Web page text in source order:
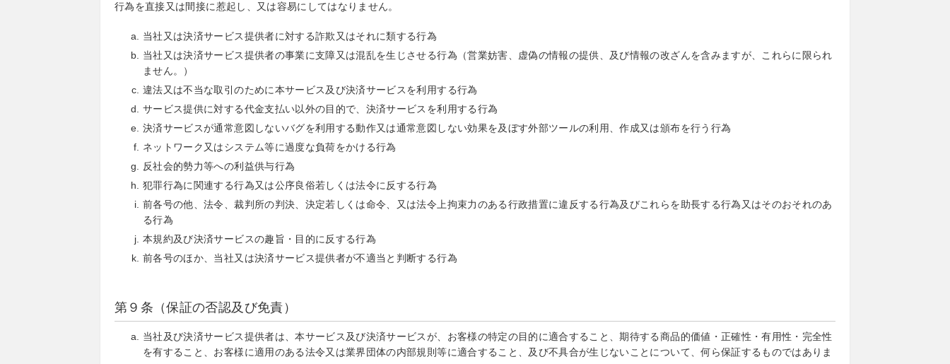
行為を直接又は間接に惹起し、又は容易にしてはなりません。
当社又は決済サービス提供者に対する詐欺又はそれに類する行為
当社又は決済サービス提供者の事業に支障又は混乱を生じさせる行為（営業妨害、虚偽の情報の提供、及び情報の改ざんを含みますが、これらに限られ
ません。）
違法又は不当な取引のために本サービス及び決済サービスを利用する行為
サービス提供に対する代金支払い以外の目的で、決済サービスを利用する行為
決済サービスが通常意図しないバグを利用する動作又は通常意図しない効果を及ぼす外部ツールの利用、作成又は頒布を行う行為
ネットワーク又はシステム等に過度な負荷をかける行為
反社会的勢力等への利益供与行為
犯罪行為に関連する行為又は公序良俗若しくは法令に反する行為
前各号の他、法令、裁判所の判決、決定若しくは命令、又は法令上拘束力のある行政措置に違反する行為及びこれらを助長する行為又はそのおそれのあ
る行為
本規約及び決済サービスの趣旨・目的に反する行為
前各号のほか、当社又は決済サービス提供者が不適当と判断する行為
第９条（保証の否認及び免責）
当社及び決済サービス提供者は、本サービス及び決済サービスが、お客様の特定の目的に適合すること、期待する商品的価値・正確性・有用性・完全性
を有すること、お客様に適用のある法令又は業界団体の内部規則等に適合すること、及び不具合が生じないことについて、何ら保証するものではありま